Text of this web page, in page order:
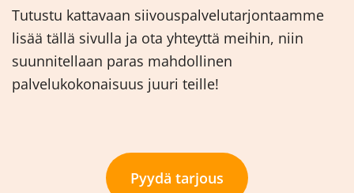
Tutustu kattavaan siivouspalvelutarjontaamme
lisää tällä sivulla ja ota yhteyttä meihin, niin
suunnitellaan paras mahdollinen
palvelukokonaisuus juuri teille!
Pyydä tarjous